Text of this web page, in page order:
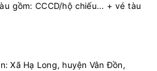
gồm: CCCD/hộ chiếu... + vé tàu
Xã Hạ Long, huyện Vân Đồn,